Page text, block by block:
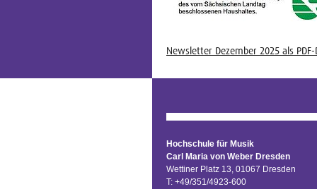
Newsletter Dezember 2025 als
Hochschule für Musik
Carl Maria von Weber Dresden
Wettiner Platz 13, 01067 Dresden
T: +49/351/4923-600